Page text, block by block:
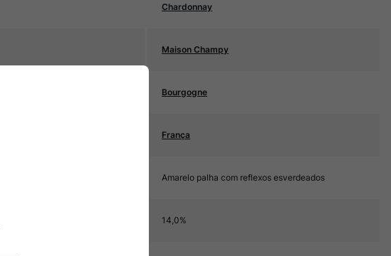
Chardonnay
Maison Champy
Bourgogne
França
Amarelo palha com reflexos esverdeados
14,0%